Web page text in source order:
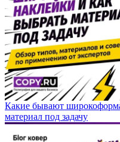
Какие бывают
материал под задачу